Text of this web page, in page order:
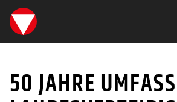
SKIPLINKS
50 JAHRE
50 JAHRE